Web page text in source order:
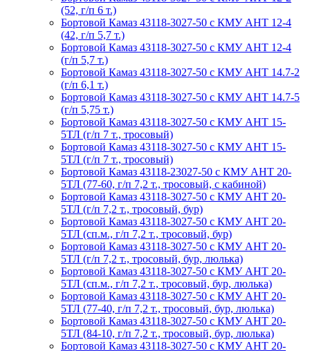
(52, г/п 6 т.)
Бортовой Камаз 43118-3027-50 с КМУ АНТ 12-4
(42, г/п 5,7 т.)
Бортовой Камаз 43118-3027-50 с КМУ АНТ 12-4
(г/п 5,7 т.)
Бортовой Камаз 43118-3027-50 с КМУ АНТ 14.7-2
(г/п 6,1 т.)
Бортовой Камаз 43118-3027-50 с КМУ АНТ 14.7-5
(г/п 5,75 т.)
Бортовой Камаз 43118-3027-50 с КМУ АНТ 15-
5ТЛ (г/п 7 т., тросовый)
Бортовой Камаз 43118-3027-50 с КМУ АНТ 15-
5ТЛ (г/п 7 т., тросовый)
Бортовой Камаз 43118-23027-50 с КМУ АНТ 20-
5ТЛ (77-60, г/п 7,2 т., тросовый, с кабиной)
Бортовой Камаз 43118-3027-50 с КМУ АНТ 20-
5ТЛ (г/п 7,2 т., тросовый, бур)
Бортовой Камаз 43118-3027-50 с КМУ АНТ 20-
5ТЛ (сп.м., г/п 7,2 т., тросовый, бур)
Бортовой Камаз 43118-3027-50 с КМУ АНТ 20-
5ТЛ (г/п 7,2 т., тросовый, бур, люлька)
Бортовой Камаз 43118-3027-50 с КМУ АНТ 20-
5ТЛ (сп.м., г/п 7,2 т., тросовый, бур, люлька)
Бортовой Камаз 43118-3027-50 с КМУ АНТ 20-
5ТЛ (77-40, г/п 7,2 т., тросовый, бур, люлька)
Бортовой Камаз 43118-3027-50 с КМУ АНТ 20-
5ТЛ (84-10, г/п 7,2 т., тросовый, бур, люлька)
Бортовой Камаз 43118-3027-50 с КМУ АНТ 20-